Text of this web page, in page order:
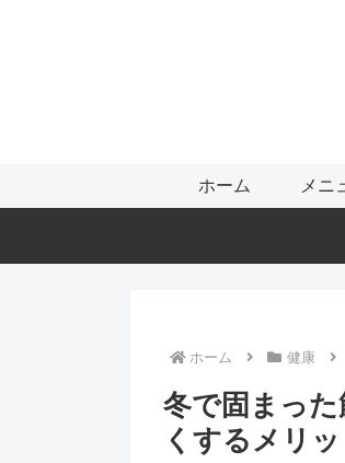
ホーム メニ
ホーム 健康
冬で固まっ
くするメリッ